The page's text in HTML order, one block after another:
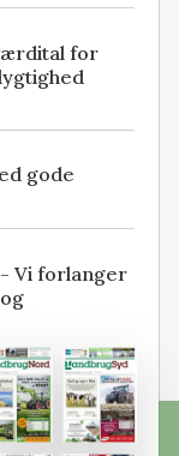
for
gode
Vi forlanger